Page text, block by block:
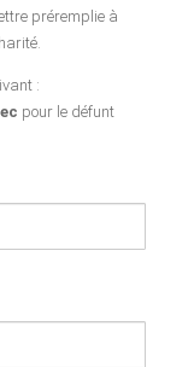
préremplie à
:
pour le défunt